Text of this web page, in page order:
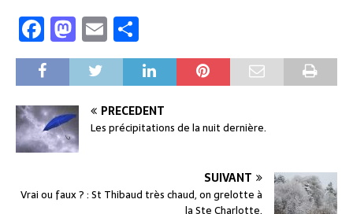
F
a
c
e
b
o
o
k
M
a
st
o
d
o
n
E
m
ai
l
ar
ta
g
er
PRÉCÉDENT
Les précipitations de la nuit dernière.
SUIVANT
Vrai ou faux ? : St Thibaud très chaud, on grelotte à
la Ste Charlotte.